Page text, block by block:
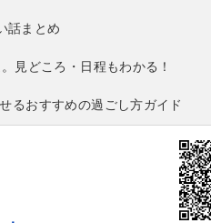
話まとめ
見どころ・日程もわかる！
るおすすめの過ごし方ガイド